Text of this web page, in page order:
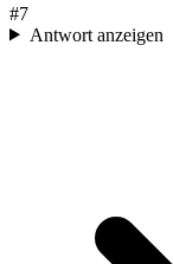
#7
Antwort anzeigen